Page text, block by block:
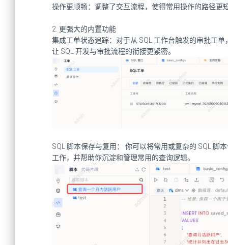
操作更顺畅：调整了交互流程，使得常用操作的路径更
2. 更强大的内置功能
集成工单状态追踪： 对于从 SQL 工作台触发的审批工
让 SQL 开发与审批流程的衔接更紧密。
SQL 脚本保存与复用：
你可以将常用或复杂的 SQL 脚
工作，并帮助你沉淀和管理常用的查询逻辑。